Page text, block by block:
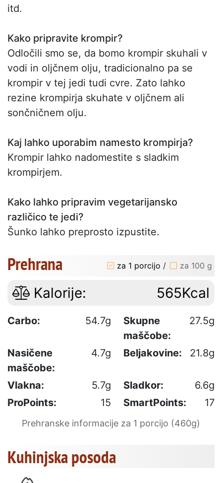
itd.
Kako pripravite krompir?
Odločili smo se, da bomo krompir skuhali v
vodi in oljčnem olju, tradicionalno pa se
krompir v tej jedi tudi cvre. Zato lahko
rezine krompirja skuhate v oljčnem ali
sončničnem olju.
Kaj lahko uporabim namesto krompirja?
Krompir lahko nadomestite s sladkim
krompirjem.
Kako lahko pripravim vegetarijansko
različico te jedi?
Šunko lahko preprosto izpustite.
Prehrana za 1 porcijo / za 100 g
Kalorije: 565Kcal
Carbo: 54.7g
Skupne
maščobe:
27.5g
Nasičene
maščobe:
4.7g Beljakovine: 21.8g
Vlakna: 5.7g Sladkor:
6.6g
ProPoints:
15 SmartPoints: 17
Prehranske informacije za 1 porcijo (460g)
Kuhinjska posoda